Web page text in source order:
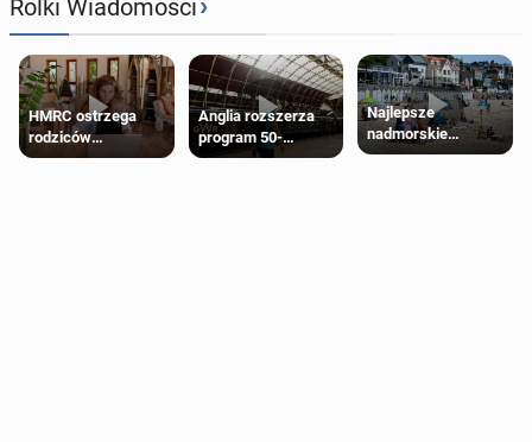
Rolki Wiadomości›
HMRC ostrzega
rodziców
pobierających Child
Anglia rozszerza
program 50-
procentowych
Najlepsze
nadmorskie
miasteczko blisko